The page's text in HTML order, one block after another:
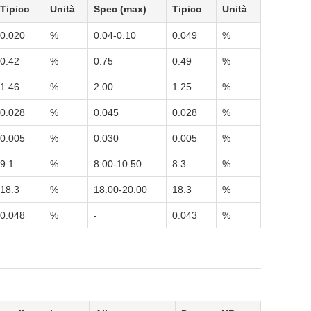
Tipico Unità Spec (max) Tipico Unità
0.020 % 0.04-0.10 0.049 %
0.42 % 0.75 0.49 %
1.46 % 2.00 1.25 %
0.028 % 0.045 0.028 %
0.005 % 0.030 0.005 %
9.1 % 8.00-10.50 8.3 %
18.3 % 18.00-20.00 18.3 %
0.048 % - 0.043 %